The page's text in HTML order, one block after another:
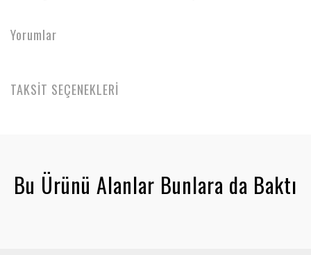
Yorumlar
TAKSİT SEÇENEKLERİ
Bu Ürünü Alanlar Bunlara da Baktı